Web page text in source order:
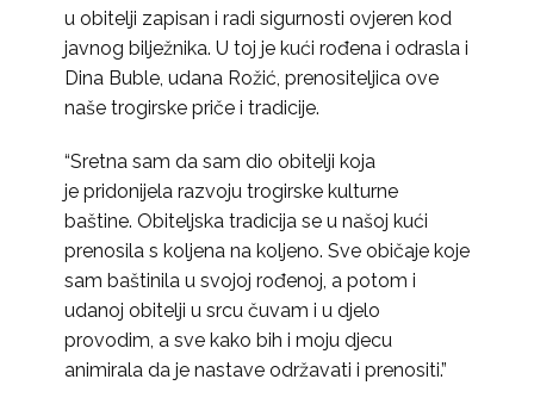
u obitelji zapisan i radi sigurnosti ovjeren kod
javnog bilježnika. U toj je kući rođena i odrasla i
Dina Buble, udana Rožić, prenositeljica ove
naše trogirske priče i tradicije.
“Sretna sam da sam dio obitelji koja
je pridonijela razvoju trogirske kulturne
baštine. Obiteljska tradicija se u našoj kući
prenosila s koljena na koljeno. Sve običaje koje
sam baštinila u svojoj rođenoj, a potom i
udanoj obitelji u srcu čuvam i u djelo
provodim, a sve kako bih i moju djecu
animirala da je nastave održavati i prenositi.”